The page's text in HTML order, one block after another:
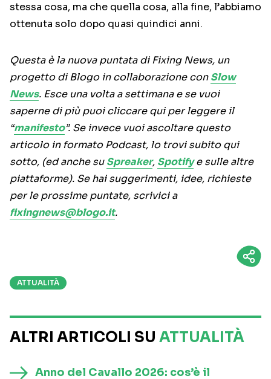
stessa cosa, ma che quella cosa, alla fine, l’abbiamo
ottenuta solo dopo quasi quindici anni.
Questa è la nuova puntata di Fixing News, un
progetto di Blogo in collaborazione conSlow
News. Esce una volta a settimana e se vuoi
saperne di più puoi cliccare qui per leggere il
“manifesto”. Se invece vuoi ascoltare questo
articolo in formato Podcast, lo trovi subito qui
sotto, (ed anche suSpreaker, Spotifye sulle altre
piattaforme). Se hai suggerimenti, idee, richieste
per le prossime puntate, scrivici a
fixingnews@blogo.it.
ATTUALITÀ
ALTRI ARTICOLI SU ATTUALITÀ
Anno del Cavallo 2026: cos’è il